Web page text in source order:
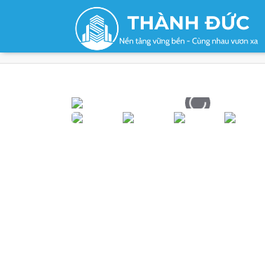
Trang chủ / Sản phẩm / Giải Pháp